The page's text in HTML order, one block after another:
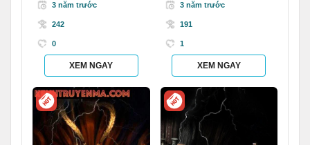
3 năm trước
242
0
XEM NGAY
3 năm trước
191
1
XEM NGAY